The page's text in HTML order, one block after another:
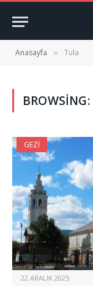
Anasayfa » Tula
BROWSING:
GEZI
22 ARALIK 2025